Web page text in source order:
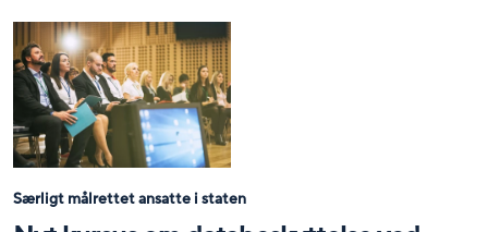
Særligt målrettet ansatte i staten